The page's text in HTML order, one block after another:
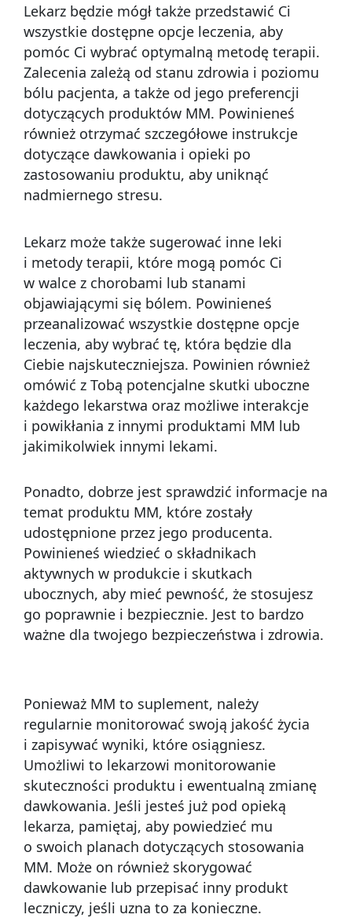
Lekarz będzie mógł także przedstawić Ci
wszystkie dostępne opcje leczenia, aby
pomóc Ci wybrać optymalną metodę terapii.
Zalecenia zależą od stanu zdrowia i poziomu
bólu pacjenta, a także od jego preferencji
dotyczących produktów MM. Powinieneś
również otrzymać szczegółowe instrukcje
dotyczące dawkowania i opieki po
zastosowaniu produktu, aby uniknąć
nadmiernego stresu.
Lekarz może także sugerować inne leki
i metody terapii, które mogą pomóc Ci
w walce z chorobami lub stanami
objawiającymi się bólem. Powinieneś
przeanalizować wszystkie dostępne opcje
leczenia, aby wybrać tę, która będzie dla
Ciebie najskuteczniejsza. Powinien również
omówić z Tobą potencjalne skutki uboczne
każdego lekarstwa oraz możliwe interakcje
i powikłania z innymi produktami MM lub
jakimikolwiek innymi lekami.
Ponadto, dobrze jest sprawdzić informacje na
temat produktu MM, które zostały
udostępnione przez jego producenta.
Powinieneś wiedzieć o składnikach
aktywnych w produkcie i skutkach
ubocznych, aby mieć pewność, że stosujesz
go poprawnie i bezpiecznie. Jest to bardzo
ważne dla twojego bezpieczeństwa i zdrowia.
Ponieważ MM to suplement, należy
regularnie monitorować swoją jakość życia
i zapisywać wyniki, które osiągniesz.
Umożliwi to lekarzowi monitorowanie
skuteczności produktu i ewentualną zmianę
dawkowania. Jeśli jesteś już pod opieką
lekarza, pamiętaj, aby powiedzieć mu
o swoich planach dotyczących stosowania
MM. Może on również skorygować
dawkowanie lub przepisać inny produkt
leczniczy, jeśli uzna to za konieczne.